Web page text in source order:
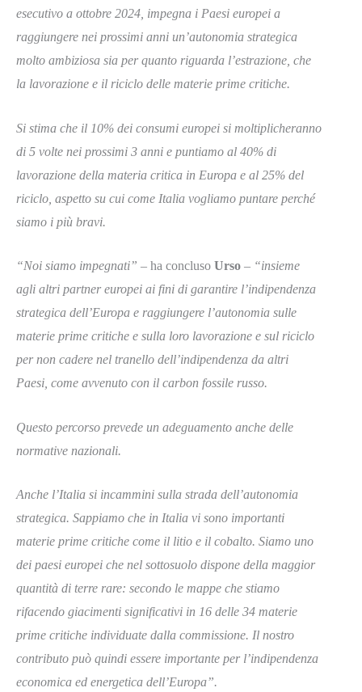
esecutivo a ottobre 2024, impegna i Paesi europei a
raggiungere nei prossimi anni un’autonomia strategica
molto ambiziosa sia per quanto riguarda l’estrazione, che
la lavorazione e il riciclo delle materie prime critiche.
Si stima che il 10% dei consumi europei si moltiplicheranno
di 5 volte nei prossimi 3 anni e puntiamo al 40% di
lavorazione della materia critica in Europa e al 25% del
riciclo, aspetto su cui come Italia vogliamo puntare perché
siamo i più bravi.
“Noi siamo impegnati” – ha concluso Urso – “insieme
agli altri partner europei ai fini di garantire l’indipendenza
strategica dell’Europa e raggiungere l’autonomia sulle
materie prime critiche e sulla loro lavorazione e sul riciclo
per non cadere nel tranello dell’indipendenza da altri
Paesi, come avvenuto con il carbon fossile russo.
Questo percorso prevede un adeguamento anche delle
normative nazionali.
Anche l’Italia si incammini sulla strada dell’autonomia
strategica. Sappiamo che in Italia vi sono importanti
materie prime critiche come il litio e il cobalto. Siamo uno
dei paesi europei che nel sottosuolo dispone della maggior
quantità di terre rare: secondo le mappe che stiamo
rifacendo giacimenti significativi in 16 delle 34 materie
prime critiche individuate dalla commissione. Il nostro
contributo può quindi essere importante per l’indipendenza
economica ed energetica dell’Europa”.